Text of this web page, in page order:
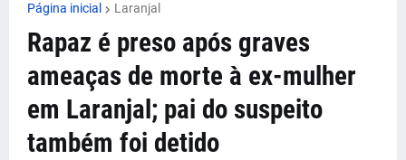
Página inicial Laranjal
Rapaz é preso após graves
ameaças de morte à ex-mulher
em Laranjal; pai do suspeito
também foi detido